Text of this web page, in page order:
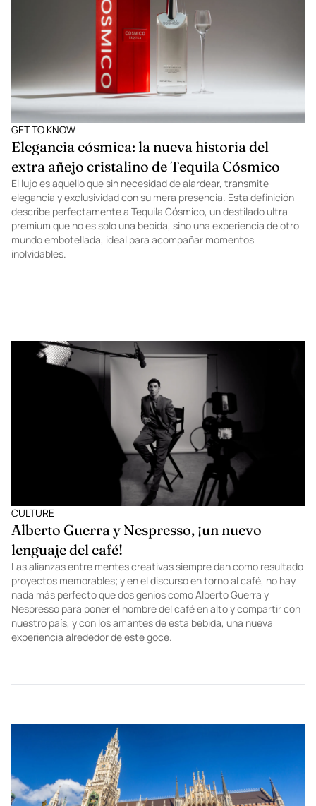
GET TO KNOW
Elegancia cósmica: la nueva historia del
extra añejo cristalino de Tequila Cósmico
El lujo es aquello que sin necesidad de alardear, transmite
elegancia y exclusividad con su mera presencia. Esta definición
describe perfectamente a Tequila Cósmico, un destilado ultra
premium que no es solo una bebida, sino una experiencia de otro
mundo embotellada, ideal para acompañar momentos
CULTURE
Alberto Guerra y Nespresso, ¡un nuevo
lenguaje del café!
Las alianzas entre mentes creativas siempre dan como resultado
proyectos memorables; y en el discurso en torno al café, no hay
nada más perfecto que dos genios como Alberto Guerra y
Nespresso para poner el nombre del café en alto y compartir con
nuestro país, y con los amantes de esta bebida, una nueva